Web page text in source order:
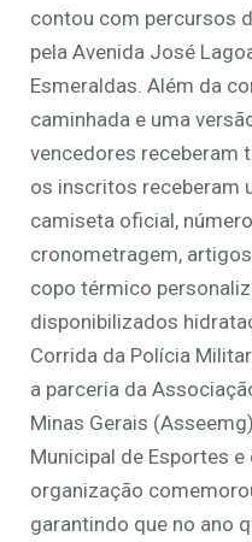
contou com percursos
pela Avenida José
Esmeraldas. Além da
caminhada e uma
vencedores receberam
os inscritos receberam
camiseta oficial,
cronometragem,
copo térmico
disponibilizados
Corrida da Polícia
a parceria da
Minas Gerais
Municipal de Esportes
organização
garantindo que no ano